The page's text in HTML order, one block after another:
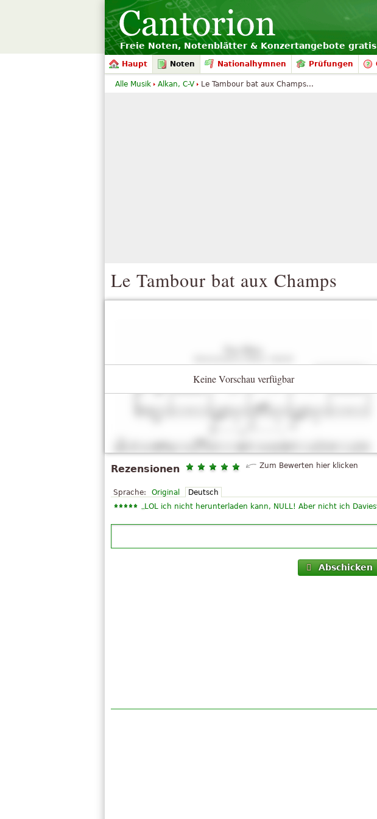
Freie Noten, Notenblätter & Konzertangebote gratis
Haupt Noten Nationalhymnen Prüfungen
Le Tambour bat aux Champs
Keine Vorschau verfügbar
Rezensionen Zum Bewerten hier klicken
Sprache: Original Deutsch
„ LOL ich nicht herunterladen kann, NULL! Aber nicht ich Davies
Abschicken
Alle Musik Alkan, C-V Le Tambour bat aux Champs...